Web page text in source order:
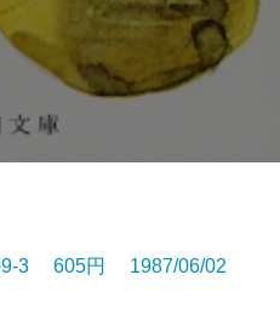
3 605円 1987/06/02